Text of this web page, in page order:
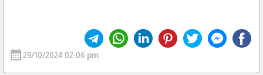
calendar_month29/10/2024 02:06 pm